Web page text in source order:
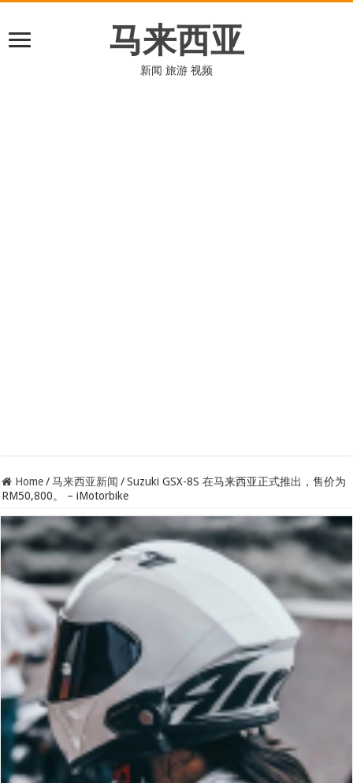
马来西亚
新闻 旅游 视频
Home / 马来西亚新闻 / Suzuki GSX-8S 在马来西亚正式推出，售价为
RM50,800。 – iMotorbike